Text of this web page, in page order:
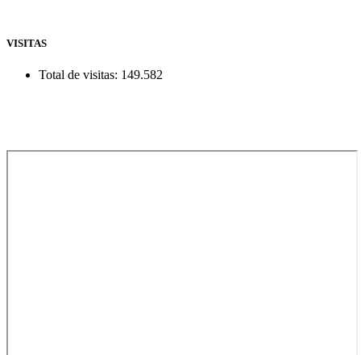
VISITAS
Total de visitas: 149.582